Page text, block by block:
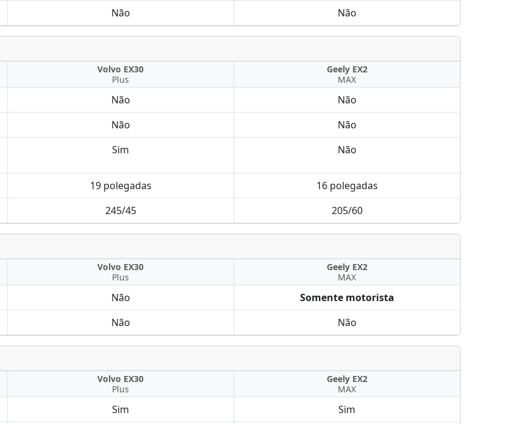
Não Não
Volvo EX30
Plus
Geely EX2
MAX
Não Não
Não Não
Sim Não
19 polegadas 16 polegadas
245/45 205/60
Volvo EX30
Plus
Geely EX2
MAX
Não Somente motorista
Não Não
Volvo EX30
Plus
Geely EX2
MAX
Sim Sim